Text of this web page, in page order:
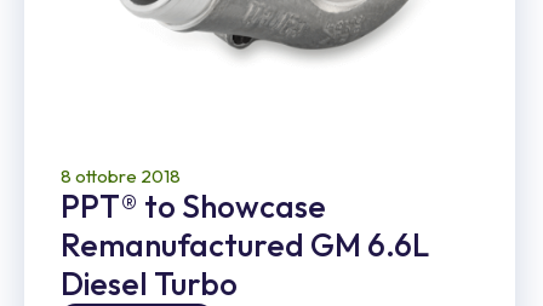
8 ottobre 2018
PPT® to Showcase
Remanufactured GM 6.6L
Diesel Turbo